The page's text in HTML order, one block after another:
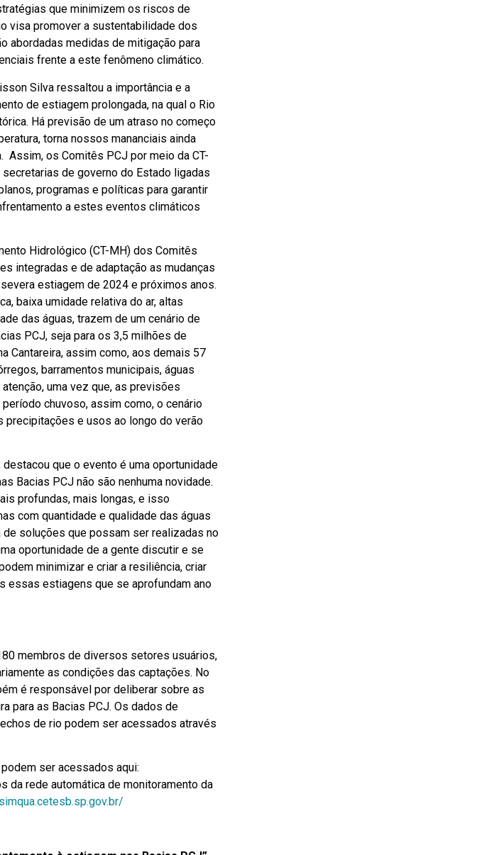
que minimizem os riscos de
visa promover a sustentabilidade dos
abordadas medidas de mitigação para
frente a este fenômeno climático.
Silva ressaltou a importância e a
de estiagem prolongada, na qual o Rio
Há previsão de um atraso no começo
torna nossos mananciais ainda
Assim, os Comitês PCJ por meio da CT-
de governo do Estado ligadas
programas e políticas para garantir
a estes eventos climáticos
Hidrológico (CT-MH) dos Comitês
integradas e de adaptação as mudanças
estiagem de 2024 e próximos anos.
baixa umidade relativa do ar, altas
das águas, trazem de um cenário de
PCJ, seja para os 3,5 milhões de
Cantareira, assim como, aos demais 57
barramentos municipais, águas
uma vez que, as previsões
chuvoso, assim como, o cenário
precipitações e usos ao longo do verão
que o evento é uma oportunidade
Bacias PCJ não são nenhuma novidade.
profundas, mais longas, e isso
com quantidade e qualidade das águas
soluções que possam ser realizadas no
oportunidade de a gente discutir e se
minimizar e criar a resiliência, criar
essas estiagens que se aprofundam ano
membros de diversos setores usuários,
as condições das captações. No
é responsável por deliberar sobre as
para as Bacias PCJ. Os dados de
de rio podem ser acessados através
ser acessados aqui:
da rede automática de monitoramento da